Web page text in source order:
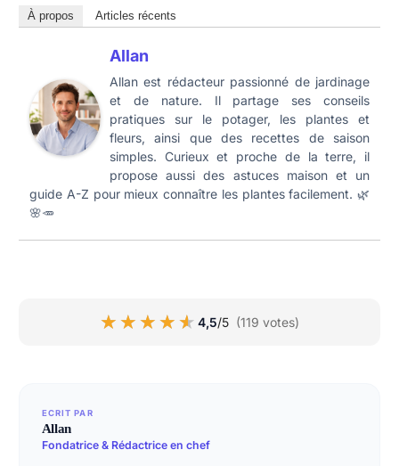
À propos Articles récents
Allan
Allan est rédacteur passionné de jardinage
et de nature. Il partage ses conseils
pratiques sur le potager, les plantes et
fleurs, ainsi que des recettes de saison
simples. Curieux et proche de la terre, il
propose aussi des astuces maison et un
guide A-Z pour mieux connaître les plantes facilement. 🌿
🌸🥕
★★★★★
★★★★★ 4,5/5 (119 votes)
ECRIT PAR
Allan
Fondatrice & Rédactrice en chef